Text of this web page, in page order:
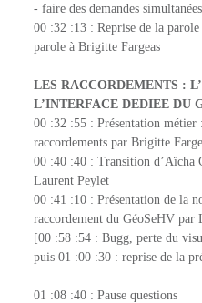
- faire des demandes
00 :32 :13 : Reprise de la
parole à Brigitte Fargeas
LES RACCORDEMENTS :
L’INTERFACE DEDIEE DU
00 :32 :55 : Présentation métier
raccordements par Brigitte
00 :40 :40 : Transition d’Aïcha
Laurent Peylet
00 :41 :10 : Présentation de la
raccordement du GéoSeHV par
[00 :58 :54 : Bugg, perte du
puis 01 :00 :30 : reprise de la
01 :08 :40 : Pause questions